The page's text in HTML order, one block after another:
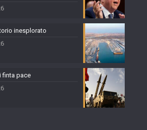
inesplorato
finta pace